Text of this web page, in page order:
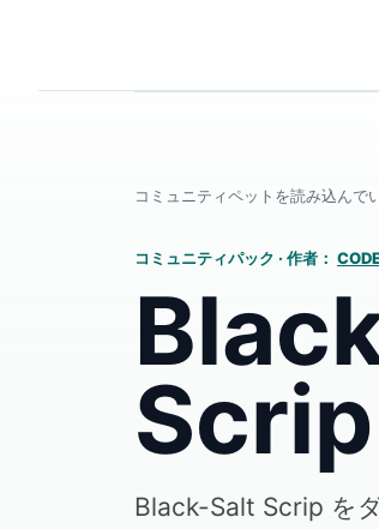
コミュニティペットを読み込んで
コミュニティパック · 作者：
Scrip
Black-Salt Scrip を